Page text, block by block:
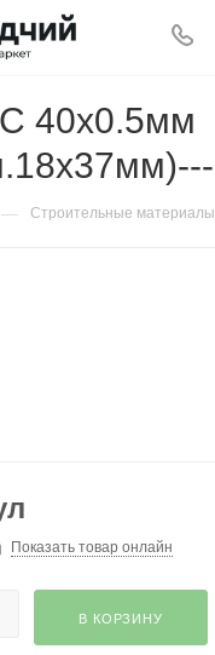
40х0.5мм
— Строительные материалы
Показать товар онлайн
В КОРЗИНУ